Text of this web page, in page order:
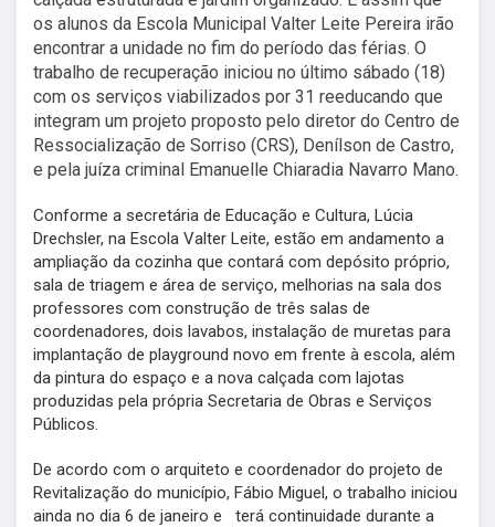
os alunos da Escola Municipal Valter Leite Pereira irão
encontrar a unidade no fim do período das férias. O
trabalho de recuperação iniciou no último sábado (18)
com os serviços viabilizados por 31 reeducando que
integram um projeto proposto pelo diretor do Centro de
Ressocialização de Sorriso (CRS), Denílson de Castro,
e pela juíza criminal Emanuelle Chiaradia Navarro Mano.
Conforme a secretária de Educação e Cultura, Lúcia
Drechsler, na Escola Valter Leite, estão em andamento a
ampliação da cozinha que contará com depósito próprio,
sala de triagem e área de serviço, melhorias na sala dos
professores com construção de três salas de
coordenadores, dois lavabos, instalação de muretas para
implantação de playground novo em frente à escola, além
da pintura do espaço e a nova calçada com lajotas
produzidas pela própria Secretaria de Obras e Serviços
Públicos.
De acordo com o arquiteto e coordenador do projeto de
Revitalização do município, Fábio Miguel, o trabalho iniciou
ainda no dia 6 de janeiro e terá continuidade durante a